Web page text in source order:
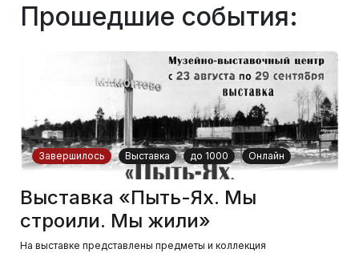
Прошедшие события:
Завершилось Выставка до 1000 Онлайн
Выставка «Пыть-Ях. Мы
строили. Мы жили»
На выставке представлены предметы и коллекция